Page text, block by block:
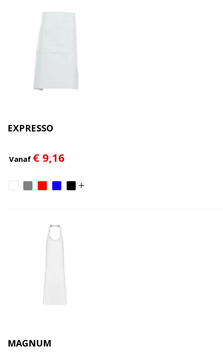
EXPRESSO
Vanaf € 9,16
MAGNUM